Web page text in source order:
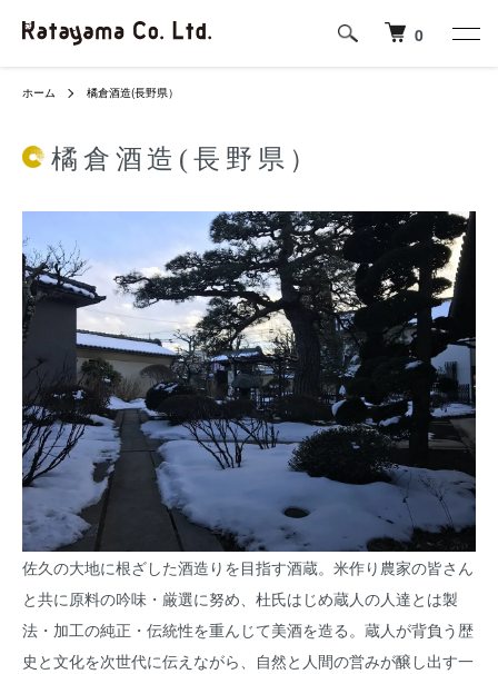
0
ホーム 橘倉酒造(長野県）
橘倉酒造(長野県）
佐久の大地に根ざした酒造りを目指す酒蔵。米作り農家の皆さん
と共に原料の吟味・厳選に努め、杜氏はじめ蔵人の人達とは製
法・加工の純正・伝統性を重んじて美酒を造る。蔵人が背負う歴
史と文化を次世代に伝えながら、自然と人間の営みが醸し出す一